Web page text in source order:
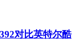
对比英特尔酷